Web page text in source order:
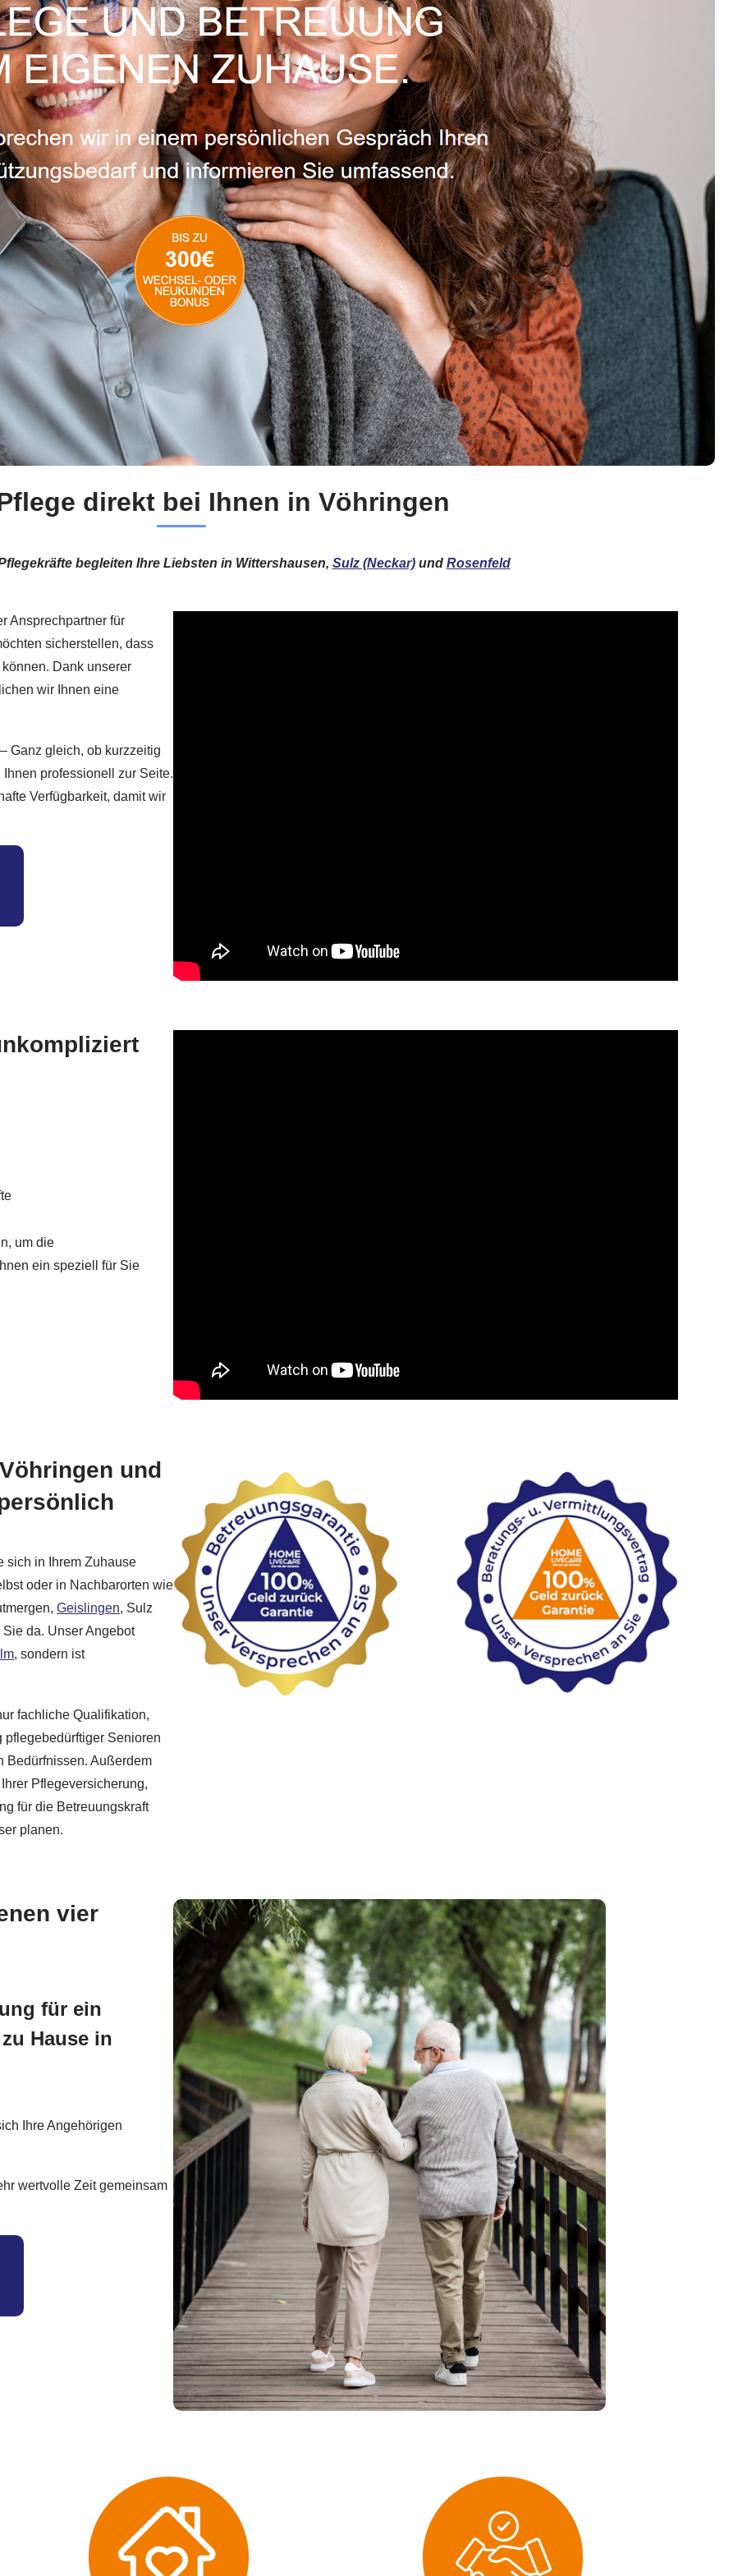
direkt bei Ihnen in Vöhringen
begleiten Ihre Liebsten in Wittershausen, Sulz (Neckar)und Rosenfeld
Ansprechpartner für
sicherstellen, dass
Dank unserer
wir Ihnen eine
– Ganz gleich, ob kurzzeitig
professionell zur Seite.
Verfügbarkeit, damit wir
um die
ein speziell für Sie
und
sich in Ihrem Zuhause
oder in Nachbarorten wie
Geislingen, Sulz
da. Unser Angebot
, sondern ist
fachliche Qualifikation,
Senioren
Bedürfnissen. Außerdem
Pflegeversicherung,
für die Betreuungskraft
planen.
vier
für ein
Hause in
Ihre Angehörigen
wertvolle Zeit gemeinsam